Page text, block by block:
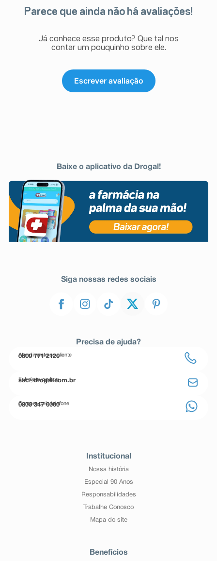
Parece que ainda não há avaliações!
Já conhece esse produto? Que tal nos
contar um pouquinho sobre ele.
Escrever avaliação
Baixe o aplicativo da Drogal!
Siga nossas redes sociais
Precisa de ajuda?
Atendimento ao cliente
0800 771 2120
Entre em contato
sac@drogal.com.br
Compre pelo telefone
0800 347 0000
Institucional
Nossa história
Especial 90 Anos
Responsabilidades
Trabalhe Conosco
Mapa do site
Benefícios